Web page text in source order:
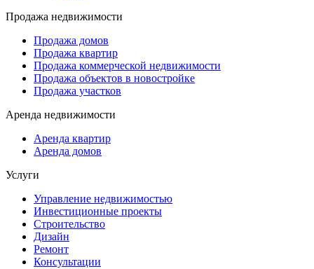
Продажа недвижимости
Продажа домов
Продажа квартир
Продажа коммерческой недвижимости
Продажа объектов в новостройке
Продажа участков
Аренда недвижимости
Аренда квартир
Аренда домов
Услуги
Управление недвижимостью
Инвестиционные проекты
Строительство
Дизайн
Ремонт
Консультации